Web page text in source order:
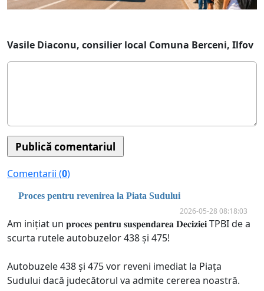
Vasile Diaconu, consilier local Comuna Berceni, Ilfov
Comentarii (0)
Proces pentru revenirea la Piata Sudului
2026-05-28 08:18:03
Am inițiat un 𝐩𝐫𝐨𝐜𝐞𝐬 𝐩𝐞𝐧𝐭𝐫𝐮 𝐬𝐮𝐬𝐩𝐞𝐧𝐝𝐚𝐫𝐞𝐚 𝐃𝐞𝐜𝐢𝐳𝐢𝐞𝐢 TPBI de a
scurta rutele autobuzelor 438 și 475!
Autobuzele 438 și 475 vor reveni imediat la Piața
Sudului dacă judecătorul va admite cererea noastră.